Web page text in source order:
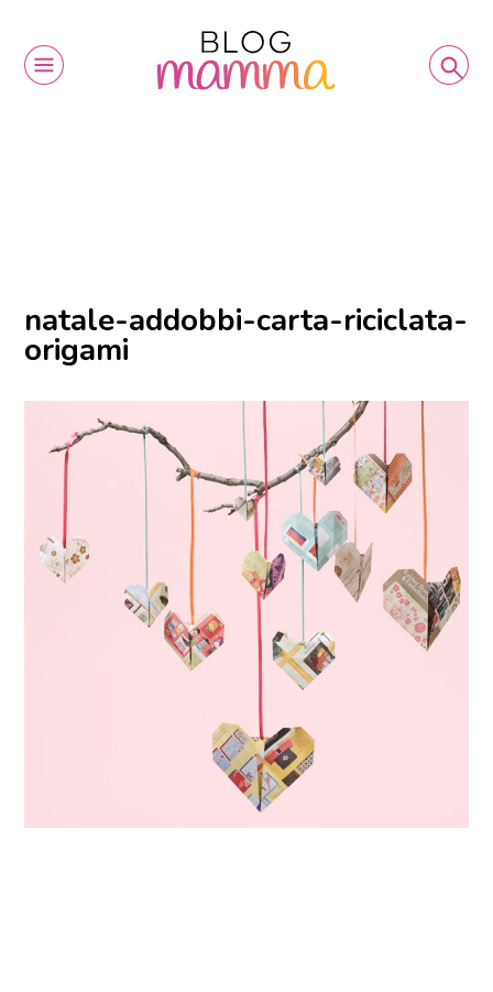
natale-addobbi-carta-riciclata-
origami